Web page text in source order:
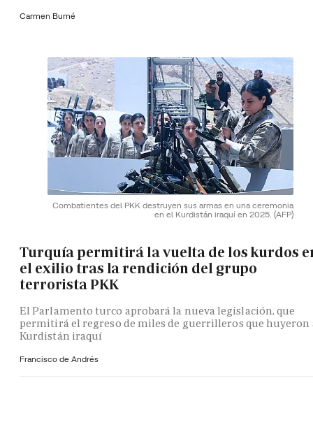
Carmen Burné
Combatientes del PKK destruyen sus armas en una ceremonia
en el Kurdistán iraquí en 2025. (AFP)
Turquía permitirá la vuelta de los kurdos
el exilio tras la rendición del grupo
terrorista PKK
El Parlamento turco aprobará la nueva legislación, que
permitirá el regreso de miles de guerrilleros que huyeron
Kurdistán iraquí
Francisco de Andrés